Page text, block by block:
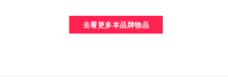
去看更多本品牌物品